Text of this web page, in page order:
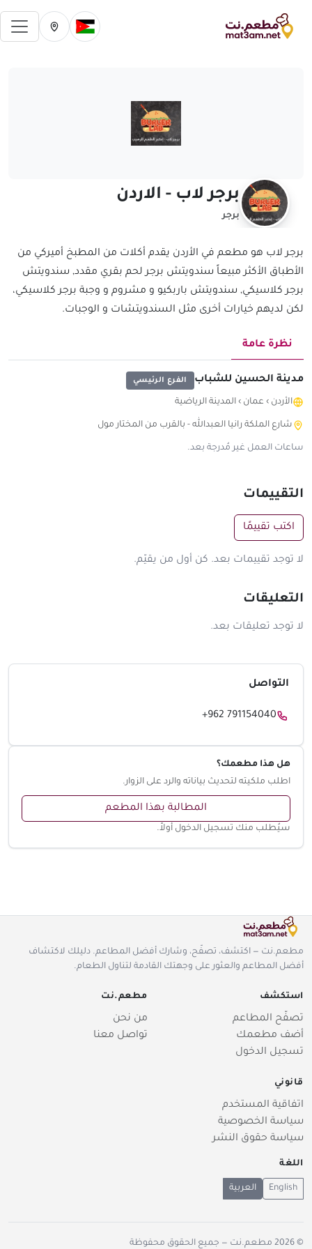
تغيير الدولة الحالية
تغيير المدينة
برجر لاب - الاردن
برجر
برجر لاب هو مطعم في الأردن يقدم أكلات من المطبخ أميركي من
الأطباق الأكثر مبيعاً سندويتش برجر لحم بقري مقدد, سندويتش
برجر كلاسيكي, سندويتش باربكيو و مشروم و وجبة برجر كلاسيكي،
لكن لديهم خيارات أخرى مثل السندويتشات و الوجبات.
نظرة عامة
مدينة الحسين للشباب الفرع الرئيسي
الأردن › عمان › المدينة الرياضية
شارع الملكة رانيا العبدالله - بالقرب من المختار مول
ساعات العمل غير مُدرجة بعد.
التقييمات
اكتب تقييمًا
لا توجد تقييمات بعد. كن أول من يقيّم.
التعليقات
لا توجد تعليقات بعد.
التواصل
+962 791154040
هل هذا مطعمك؟
اطلب ملكيته لتحديث بياناته والرد على الزوار.
المطالبة بهذا المطعم
سيُطلب منك تسجيل الدخول أولاً.
مطعم.نت — اكتشف، تصفّح، وشارك أفضل المطاعم. دليلك لاكتشاف
أفضل المطاعم والعثور على وجهتك القادمة لتناول الطعام.
استكشف
تصفّح المطاعم
أضف مطعمك
تسجيل الدخول
مطعم.نت
من نحن
تواصل معنا
قانوني
اتفاقية المستخدم
سياسة الخصوصية
سياسة حقوق النشر
اللغة
English العربية
© 2026 مطعم.نت — جميع الحقوق محفوظة